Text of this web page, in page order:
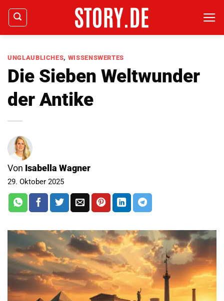
Zum
Inhalt
springen
UNGLAUBLICHES, WISSENSWERTES
Die Sieben Weltwunder
der Antike
Von Isabella Wagner
29. Oktober 2025